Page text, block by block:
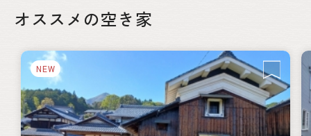
絞り込み
自治体の特徴
海に近い
森林が豊か 暖かい地域
涼しい地域
交通が便利
都市近郊
支援制度
オススメの空き家
NEW